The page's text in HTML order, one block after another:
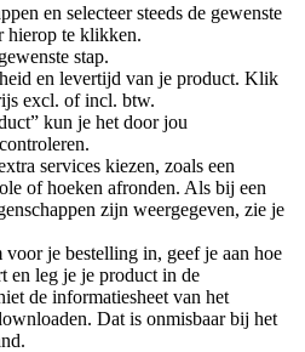
en selecteer steeds de gewenste
hierop te klikken.
stap.
en levertijd van je product. Klik
excl. of incl. btw.
kun je het door jou
services kiezen, zoals een
of hoeken afronden. Als bij een
zijn weergegeven, zie je
voor je bestelling in, geef je aan hoe
en leg je je product in de
de informatiesheet van het
Dat is onmisbaar bij het